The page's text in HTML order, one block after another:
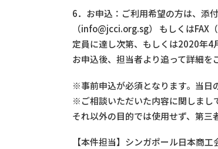
6．お申込：ご利用希望の方は、添
（info@jcci.org.sg） もしくはFAX
定員に達し次第、もしくは2020年4
お申込後、担当者より追って詳細を
※事前申込が必須となります。当日
※ご相談いただいた内容に関しまし
それ以外の目的では使用せず、第三
【本件担当】シンガポール日本商工